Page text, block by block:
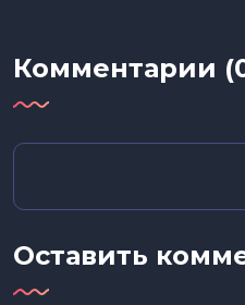
Комментарии
Оставить